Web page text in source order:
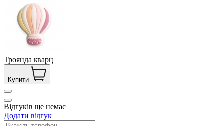
Троянда кварц
Купити
Відгуків ще немає
Додати відгук